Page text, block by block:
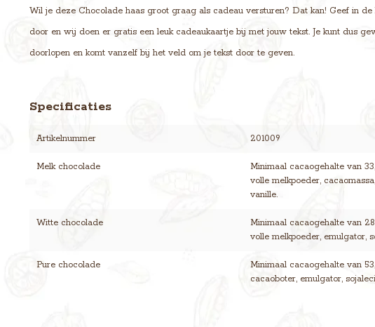
Wil je deze Chocolade haas groot graag als cadeau versturen? Dat kan! Geef in
door en wij doen er gratis een leuk cadeaukaartje bij met jouw tekst. Je kunt dus
doorlopen en komt vanzelf bij het veld om je tekst door te geven.
Specificaties
Artikelnummer 201009
Melk chocolade
Minimaal cacaogehalte van
volle melkpoeder,
vanille.
Witte chocolade
Minimaal cacaogehalte van
volle melkpoeder, emulgator,
Pure chocolade
Minimaal cacaogehalte van
cacaoboter, emulgator,